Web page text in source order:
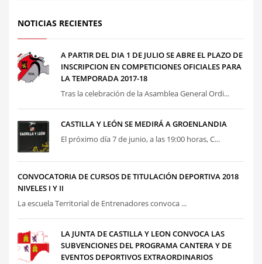
NOTICIAS RECIENTES
A PARTIR DEL DIA 1 DE JULIO SE ABRE EL PLAZO DE
INSCRIPCION EN COMPETICIONES OFICIALES PARA
LA TEMPORADA 2017-18
Tras la celebración de la Asamblea General Ordi...
CASTILLA Y LEÓN SE MEDIRÁ A GROENLANDIA
El próximo día 7 de junio, a las 19:00 horas, C...
CONVOCATORIA DE CURSOS DE TITULACIÓN DEPORTIVA 2018
NIVELES I Y II
La escuela Territorial de Entrenadores convoca ...
LA JUNTA DE CASTILLA Y LEON CONVOCA LAS
SUBVENCIONES DEL PROGRAMA CANTERA Y DE
EVENTOS DEPORTIVOS EXTRAORDINARIOS